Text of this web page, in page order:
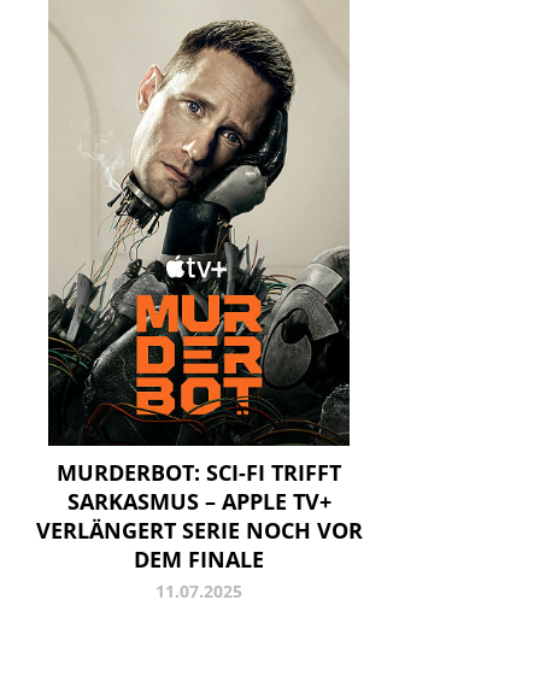
MURDERBOT: SCI-FI TRIFFT
SARKASMUS – APPLE TV+
VERLÄNGERT SERIE NOCH VOR
DEM FINALE
11.07.2025